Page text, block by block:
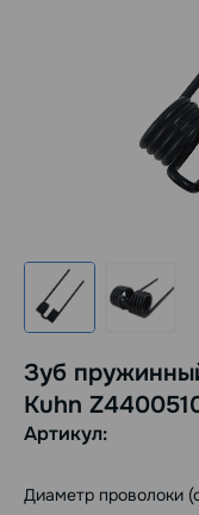
Зуб
Kuhn
Артикул:
Диаметр проволоки